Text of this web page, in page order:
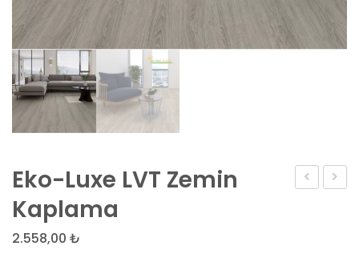
Eko-Luxe LVT Zemin
Kaplama
2.558,00 ₺